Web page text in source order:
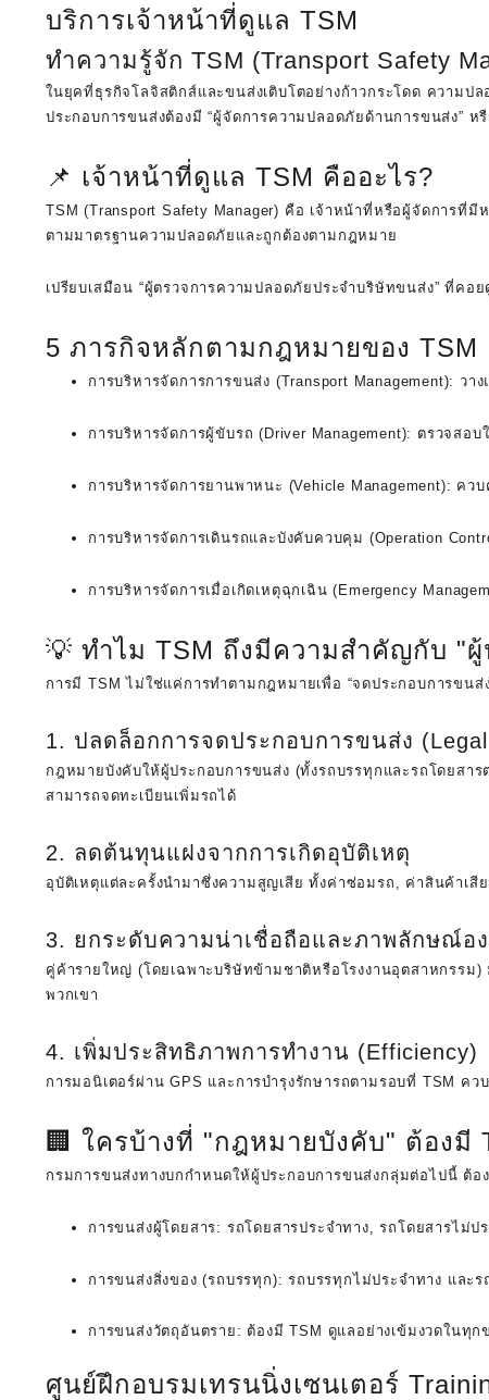
บริการเจ้าหน้าที่ดูแล TSM
ทำความรู้จัก TSM (Transport Safety
ในยุคที่ธุรกิจโลจิสติกส์และขนส่งเติบโตอย่างก้าวกระโดด ความ
ประกอบการขนส่งต้องมี“ผู้จัดการความปลอดภัยด้านการขนส่ง” ห
📌 เจ้าหน้าที่ดูแล TSM คืออะไร?
TSM (Transport Safety Manager) คือ เจ้าหน้าที่หรือผู้จัดการที่มี
ตามมาตรฐานความปลอดภัยและถูกต้องตามกฎหมาย
เปรียบเสมือน “ผู้ตรวจการความปลอดภัยประจำบริษัทขนส่ง” ที่คอย
5 ภารกิจหลักตามกฎหมายของ TSM
การบริหารจัดการการขนส่ง (Transport Management): วา
การบริหารจัดการผู้ขับรถ (Driver Management): ตรวจสอบ
การบริหารจัดการยานพาหนะ (Vehicle Management): ควบ
การบริหารจัดการเดินรถและบังคับควบคุม (Operation
การบริหารจัดการเมื่อเกิดเหตุฉุกเฉิน (Emergency
💡 ทำไม TSM ถึงมีความสำคัญกับ "
การมี TSM ไม่ใช่แค่การทำตามกฎหมายเพื่อ “จดประกอบการขน
1. ปลดล็อกการจดประกอบการขนส่ง (Legal
กฎหมายบังคับให้ผู้ประกอบการขนส่ง (ทั้งรถบรรทุกและรถโดยสา
สามารถจดทะเบียนเพิ่มรถได้
2. ลดต้นทุนแฝงจากการเกิดอุบัติเหตุ
อุบัติเหตุแต่ละครั้งนำมาซึ่งความสูญเสีย ทั้งค่าซ่อมรถ, ค่าสินค้าเสี
3. ยกระดับความน่าเชื่อถือและภาพลักษณ์อ
คู่ค้ารายใหญ่ (โดยเฉพาะบริษัทข้ามชาติหรือโรงงานอุตสาหกรรม)
พวกเขา
4. เพิ่มประสิทธิภาพการทำงาน (Efficiency)
การมอนิเตอร์ผ่าน GPS และการบำรุงรักษารถตามรอบที่ TSM ค
🏢 ใครบ้างที่ "กฎหมายบังคับ" ต้องมี
กรมการขนส่งทางบกกำหนดให้ผู้ประกอบการขนส่งกลุ่มต่อไปนี้ ต้
การขนส่งผู้โดยสาร: รถโดยสารประจำทาง, รถโดยสารไม่ป
การขนส่งสิ่งของ (รถบรรทุก): รถบรรทุกไม่ประจำทาง แล
การขนส่งวัตถุอันตราย: ต้องมี TSM ดูแลอย่างเข้มงวดในทุก
ศูนย์ฝึกอบรมเทรนนิ่งเซนเตอร์